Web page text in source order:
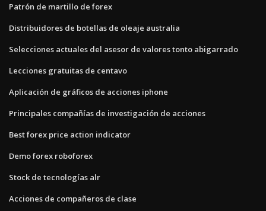
Patrón de martillo de forex
Distribuidores de botellas de oleaje australia
Selecciones actuales del asesor de valores tonto abigarrado
Lecciones gratuitas de centavo
Aplicación de gráficos de acciones iphone
Principales compañías de investigación de acciones
Best forex price action indicator
Demo forex roboforex
Stock de tecnologías alr
Acciones de compañeros de clase